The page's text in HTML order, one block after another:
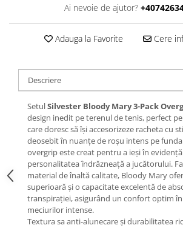
Ai nevoie de ajutor?
Adauga la Favorite Cere
Descriere
SetulSilvester Bloody Mary 3-Pack
design inedit pe terenul de tenis, perfect
care doresc să își accesorizeze racheta cu
deosebit în nuanțe de roșu intens pe
overgrip este creat pentru a ieși în
personalitatea îndrăzneață a jucătorului.
material de înaltă calitate, Bloody Mary
superioară și o capacitate excelentă de
transpirației, asigurând un confort optim
meciurilor intense.
Textura sa anti-alunecare și durabilitatea